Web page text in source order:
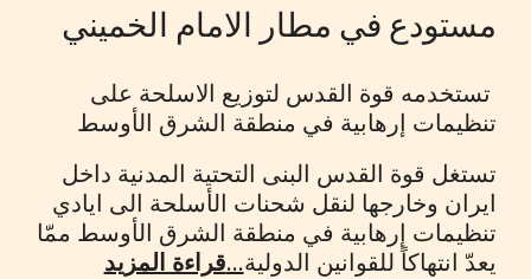
مستودع في مطار الامام الخميني
تستخدمه قوة القدس لتوزيع الاسلحة على
تنظيمات إرهابية في منطقة الشرق الأوسط
تستغل قوة القدس البنى التحتية المدنية داخل
ايران وخارجها لنقل شحنات الأسلحة الى ايادي
تنظيمات إرهابية في منطقة الشرق الأوسط ممّا
يعدّ انتهاكاً للقوانين الدولية...قراءة المزيد